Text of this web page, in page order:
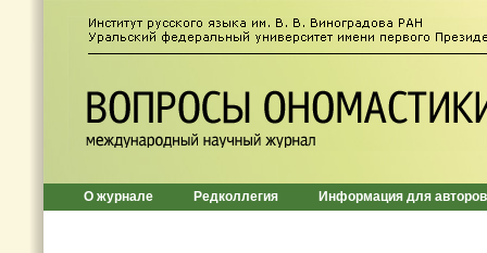
О журнале Редколлегия Информация для авторов